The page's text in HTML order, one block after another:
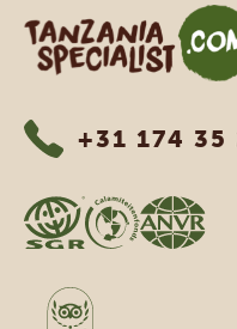
Tanzania Specialist
+31 174 35